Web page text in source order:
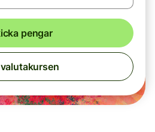
pengar
valutakursen